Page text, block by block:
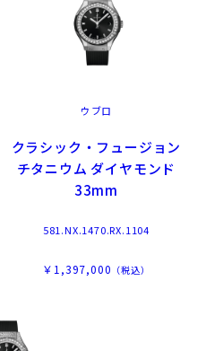
ウブロ
クラシック・フュージョン
チタニウム ダイヤモンド
33mm
581.NX.1470.RX.1104
￥1,397,000 （税込）